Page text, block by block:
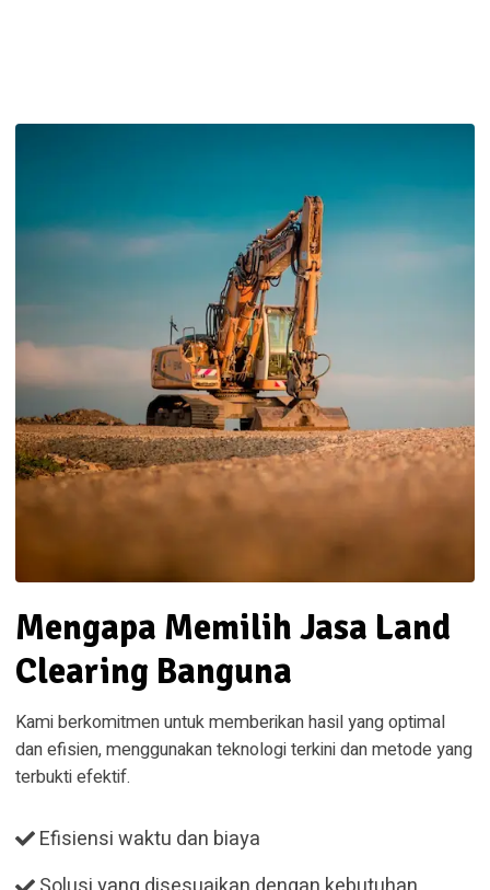
Mengapa Memilih Jasa Land
Clearing Banguna
Kami berkomitmen untuk memberikan hasil yang optimal
dan efisien, menggunakan teknologi terkini dan metode yang
terbukti efektif.
Efisiensi waktu dan biaya